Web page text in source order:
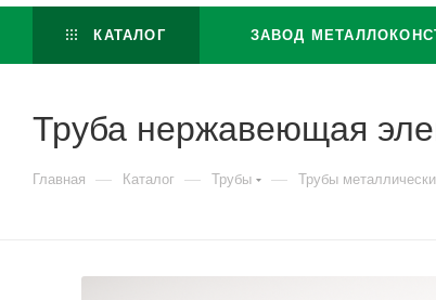
КАТАЛОГ ЗАВОД
Труба нержавеющая
Главная — Каталог — Трубы — Трубы